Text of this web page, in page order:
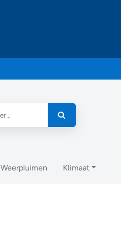
Weerpluimen Klimaat